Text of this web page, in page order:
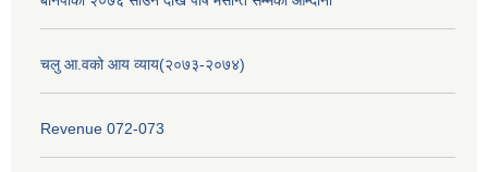
चलु आ.वको आय व्याय(२०७३-२०७४)
Revenue 072-073